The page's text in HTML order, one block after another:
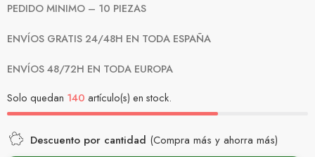
PEDIDO MINIMO – 10 PIEZAS
ENVÍOS GRATIS 24/48H EN TODA ESPAÑA
ENVÍOS 48/72H EN TODA EUROPA
Solo quedan 140 artículo(s) en stock.
Descuento por cantidad (Compra más y ahorra más)